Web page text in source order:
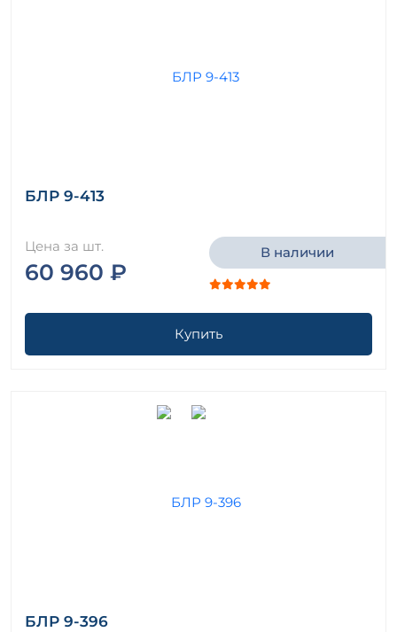
БЛР 9-413
Цена за шт.
60 960 ₽
В наличии
Купить
БЛР 9-396